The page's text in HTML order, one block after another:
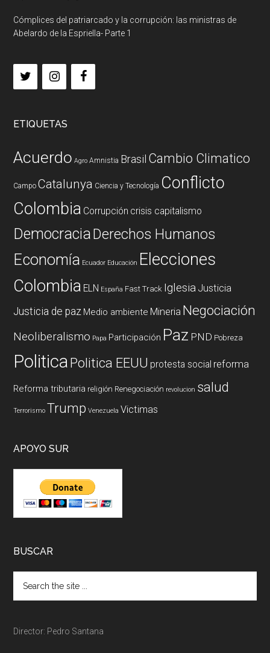
Cómplices del patriarcado y la corrupción: las ministras de
Abelardo de la Espriella- Parte 1
ETIQUETAS
Acuerdo Agro Amnistia Brasil Cambio Climatico
Campo Catalunya Ciencia y Tecnología Conflicto
Colombia Corrupción crisis capitalismo
DemocraciaDerechos Humanos
Economía Ecuador Educación Elecciones
Colombia ELN España Fast Track Iglesia Justicia
Justicia de paz Medio ambiente Mineria Negociación
Neoliberalismo Papa Participación Paz PND Pobreza
PoliticaPolitica EEUU protesta social reforma
Reforma tributaria religión Renegociación revolucion salud
Terrorismo Trump Venezuela Victimas
APOYO SUR
BUSCAR
Director: Pedro Santana